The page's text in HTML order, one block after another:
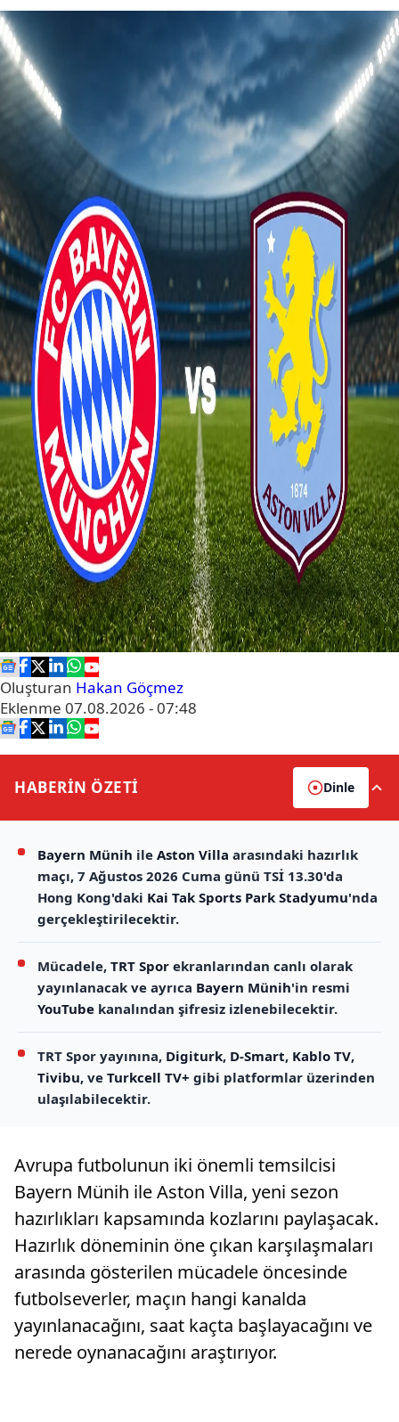
Oluşturan Hakan Göçmez
Eklenme 07.08.2026 - 07:48
HABERİN ÖZETİ Dinle
Bayern Münih ile Aston Villa arasındaki hazırlık
maçı, 7 Ağustos 2026 Cuma günü TSİ 13.30'da
Hong Kong'daki Kai Tak Sports Park Stadyumu'nda
gerçekleştirilecektir.
Mücadele, TRT Spor ekranlarından canlı olarak
yayınlanacak ve ayrıca Bayern Münih'in resmi
YouTube kanalından şifresiz izlenebilecektir.
TRT Spor yayınına, Digiturk, D-Smart, Kablo TV,
Tivibu, ve Turkcell TV+ gibi platformlar üzerinden
ulaşılabilecektir.
Avrupa futbolunun iki önemli temsilcisi
Bayern Münih ile Aston Villa, yeni sezon
hazırlıkları kapsamında kozlarını paylaşacak.
Hazırlık döneminin öne çıkan karşılaşmaları
arasında gösterilen mücadele öncesinde
futbolseverler, maçın hangi kanalda
yayınlanacağını, saat kaçta başlayacağını ve
nerede oynanacağını araştırıyor.